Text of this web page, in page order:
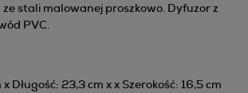
ze stali malowanej proszkowo. Dyfuzor z
PVC.
Długość: 23,3 cm x x Szerokość: 16,5 cm